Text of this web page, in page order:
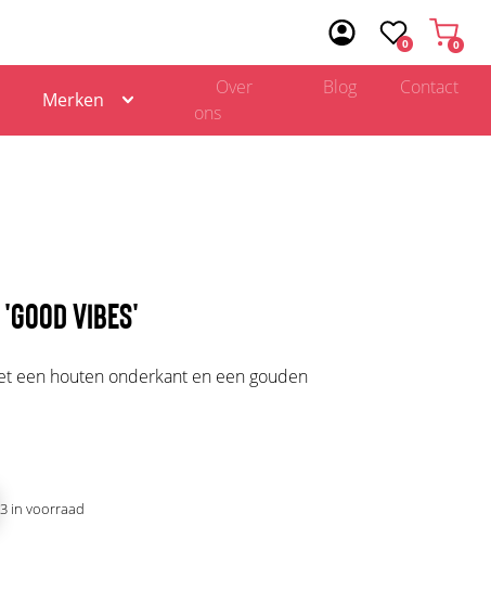
Merken
Over
ons
Blog Contact
0 0
VIBES'
een houten onderkant en een gouden
3 in voorraad